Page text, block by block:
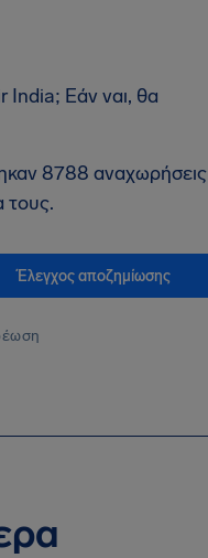
India; Εάν ναι, θα
8788 αναχωρήσεις
τους.
Έλεγχος αποζημίωσης